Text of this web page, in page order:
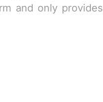
and only provides